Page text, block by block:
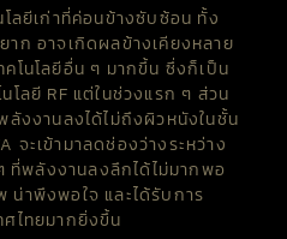
โลยีเก่าที่ค่อนข้างซับซ้อน ทั้ง
าก อาจเกิดผลข้างเคียงหลาย
คโนโลยีอื่น ๆ มากขึ้น ซึ่งก็เป็น
โลยี RF แต่ในช่วงแรก ๆ ส่วน
ลังงานลงได้ไม่ถึงผิวหนังในชั้น
จะเข้ามาลดช่องว่างระหว่าง
ที่พลังงานลงลึกได้ไม่มากพอ
น่าพึงพอใจ และได้รับการ
ศไทยมากยิ่งขึ้น